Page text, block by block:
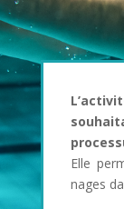
Elle
nages